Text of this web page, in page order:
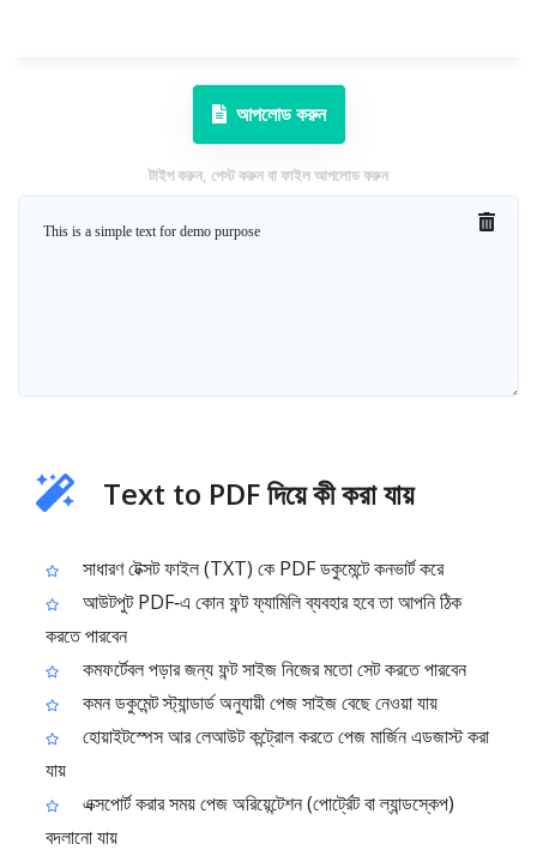
আপলোড করুন
টাইপ করুন, পেস্ট করুন বা ফাইল আপলোড করুন
Text to PDF দিয়ে কী করা যায়
সাধারণ টেক্সট ফাইল (TXT) কে PDF ডকুমেন্টে কনভার্ট করে
আউটপুট PDF‑এ কোন ফন্ট ফ্যামিলি ব্যবহার হবে তা আপনি ঠিক
করতে পারবেন
কমফর্টেবল পড়ার জন্য ফন্ট সাইজ নিজের মতো সেট করতে পারবেন
কমন ডকুমেন্ট স্ট্যান্ডার্ড অনুযায়ী পেজ সাইজ বেছে নেওয়া যায়
হোয়াইটস্পেস আর লেআউট কন্ট্রোল করতে পেজ মার্জিন এডজাস্ট করা
যায়
এক্সপোর্ট করার সময় পেজ অরিয়েন্টেশন (পোর্ট্রেট বা ল্যান্ডস্কেপ)
বদলানো যায়